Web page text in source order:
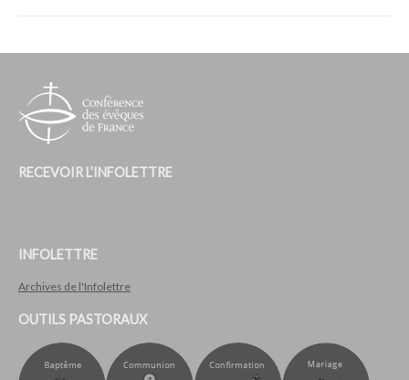
RECEVOIR L’INFOLETTRE
INFOLETTRE
Archives de l'Infolettre
OUTILS PASTORAUX